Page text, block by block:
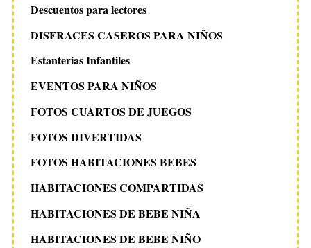
Descuentos para lectores
DISFRACES CASEROS PARA NIÑOS
Estanterias Infantiles
EVENTOS PARA NIÑOS
FOTOS CUARTOS DE JUEGOS
FOTOS DIVERTIDAS
FOTOS HABITACIONES BEBES
HABITACIONES COMPARTIDAS
HABITACIONES DE BEBE NIÑA
HABITACIONES DE BEBE NIÑO